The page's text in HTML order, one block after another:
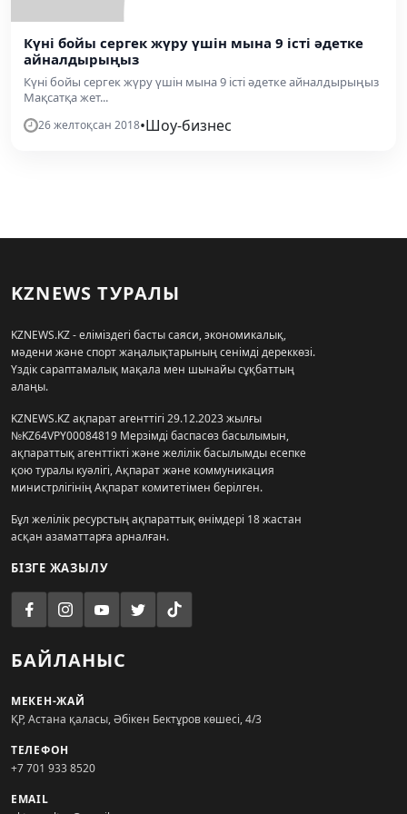
Күні бойы сергек жүру үшін мына 9 істі әдетке
айналдырыңыз
Күні бойы сергек жүру үшін мына 9 істі әдетке айналдырыңыз
Мақсатқа жет...
26 желтоқсан 2018•Шоу-бизнес
KZNEWS ТУРАЛЫ
KZNEWS.KZ - еліміздегі басты саяси, экономикалық,
мәдени және спорт жаңалықтарының сенімді дереккөзі.
Үздік сараптамалық мақала мен шынайы сұқбаттың
алаңы.
KZNEWS.KZ ақпарат агенттігі 29.12.2023 жылғы
№KZ64VPY00084819 Мерзімді баспасөз басылымын,
ақпараттық агенттікті және желілік басылымды есепке
қою туралы куәлігі, Ақпарат және коммуникация
министрлігінің Ақпарат комитетімен берілген.
Бұл желілік ресурстың ақпараттық өнімдері 18 жастан
асқан азаматтарға арналған.
БІЗГЕ ЖАЗЫЛУ
БАЙЛАНЫС
МЕКЕН-ЖАЙ
ҚР, Астана қаласы, Әбікен Бектұров көшесі, 4/3
ТЕЛЕФОН
+7 701 933 8520
EMAIL